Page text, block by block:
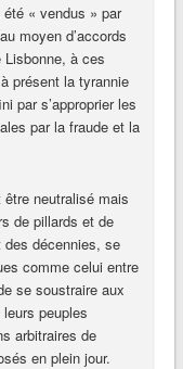
« vendus » par
moyen d’accords
Lisbonne, à ces
présent la tyrannie
par s’approprier les
par la fraude et la
neutralisé mais
de pillards et de
décennies, se
comme celui entre
se soustraire aux
peuples
arbitraires de
en plein jour.